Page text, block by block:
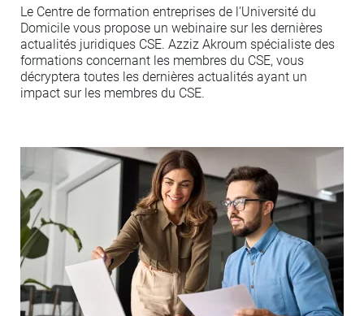
Le Centre de formation entreprises de l’Université du
Domicile vous propose un webinaire sur les dernières
actualités juridiques CSE. Azziz Akroum spécialiste des
formations concernant les membres du CSE, vous
décryptera toutes les dernières actualités ayant un
impact sur les membres du CSE.